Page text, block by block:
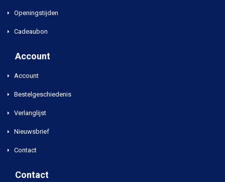
Openingstijden
Cadeaubon
Account
Account
Bestelgeschiedenis
Verlanglijst
Nieuwsbrief
Contact
Contact